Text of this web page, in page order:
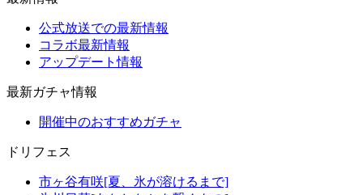
公式放送での最新情報
コラボ最新情報
アップデート情報
最新ガチャ情報
開催中のおすすめガチャ
ドリフェス
市ヶ谷有咲[夏、氷が溶けるまで]